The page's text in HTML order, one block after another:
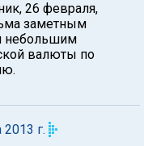
26 февраля,
заметным
небольшим
валюты по
г.